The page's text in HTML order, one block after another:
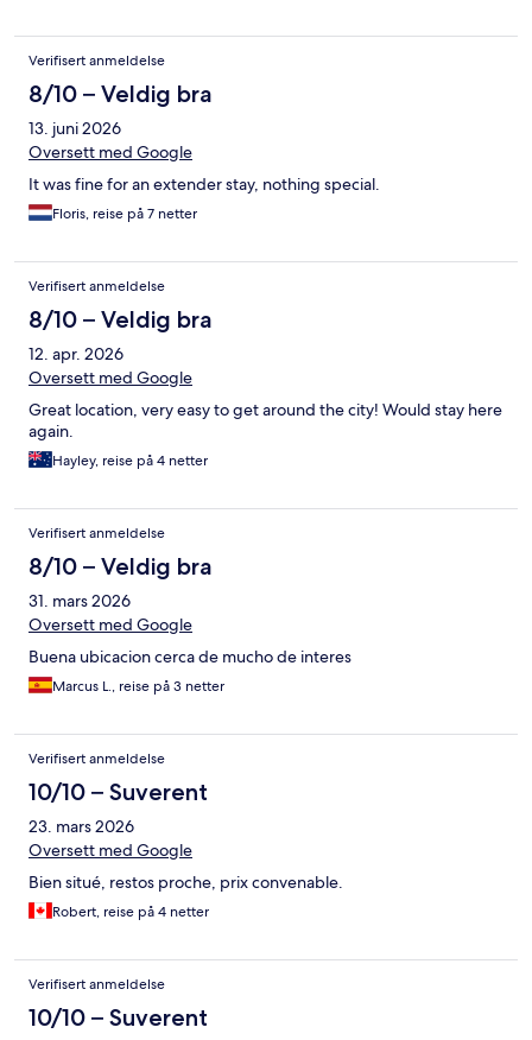
Verifisert anmeldelse
8/10 – Veldig bra
13. juni 2026
Oversett med Google
It was fine for an extender stay, nothing special.
Floris, reise på 7 netter
Verifisert anmeldelse
8/10 – Veldig bra
12. apr. 2026
Oversett med Google
Great location, very easy to get around the city! Would stay here
again.
Hayley, reise på 4 netter
Verifisert anmeldelse
8/10 – Veldig bra
31. mars 2026
Oversett med Google
Buena ubicacion cerca de mucho de interes
Marcus L., reise på 3 netter
Verifisert anmeldelse
10/10 – Suverent
23. mars 2026
Oversett med Google
Bien situé, restos proche, prix convenable.
Robert, reise på 4 netter
Verifisert anmeldelse
10/10 – Suverent